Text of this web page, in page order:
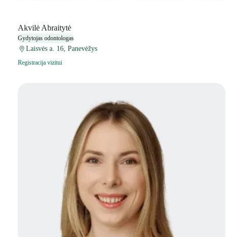
Akvilė Abraitytė
Gydytojas odontologas
Laisvės a. 16, Panevėžys
Registracija vizitui